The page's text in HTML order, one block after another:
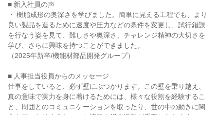
■ 新入社員の声
・ 樹脂成形の奥深さを学びました。簡単に見える工程でも、より
良い製品を造るために速度や圧力などの条件を変更し、試行錯誤
を行なう姿を見て、難しさや奥深さ、チャレンジ精神の大切さを
学び、さらに興味を持つことができました。
（2025年新卒/機能材部品開発グループ）
■ 人事担当役員からのメッセージ
仕事をしていると、必ず壁にぶつかります。この壁を乗り越え、
真の意味で実力を身に着けるためには、様々な役割を経験するこ
と、周囲とのコミュニケーションを取ったり、世の中の動きに関